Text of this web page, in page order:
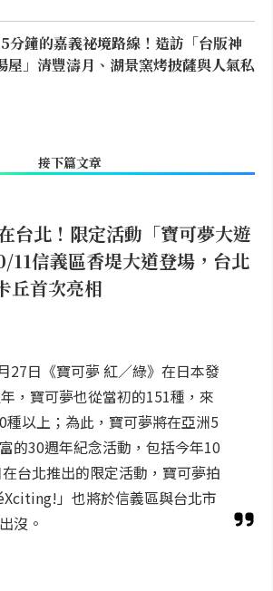
分鐘的嘉義祕境路線！造訪「台版神
屋」清豐濤月、湖景窯烤披薩與人氣私
接下篇文章
台北！限定活動「寶可夢大遊
11信義區香堤大道登場，台北
丘首次亮相
27日《寶可夢 紅／綠》在日本發
，寶可夢也從當初的151種，來
種以上；為此，寶可夢將在亞洲5
的30週年紀念活動，包括今年10
台北推出的限定活動，寶可夢拍
」也將於信義區與台北市
沒。